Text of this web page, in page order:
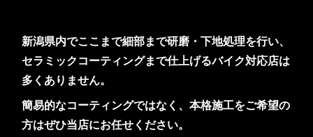
新潟県内でここまで細部まで研磨・下地処理を行い、
セラミックコーティングまで仕上げるバイク対応店は
多くありません。
簡易的なコーティングではなく、本格施工をご希望の
方はぜひ当店にお任せください。